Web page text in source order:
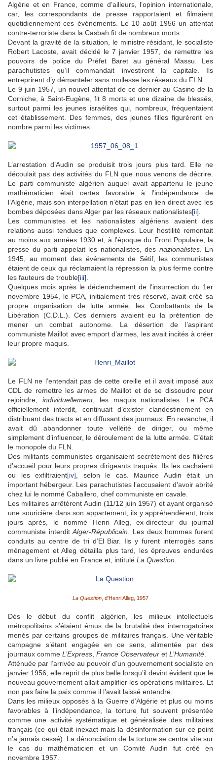
Algérie et en France, comme d’ailleurs, l’opinion internationale,
car, les correspondants de presse rapportaient et filmaient
quotidiennement ces événements. Le 10 août 1956 un attentat
contre-terroriste dans la Casbah fit de nombreux morts
Devant la gravité de la situation, le ministre résidant, le socialiste
Robert Lacoste, avait décidé le 7 janvier 1957, de remettre les
pouvoirs de police du Préfet Baret au général Massu. Les
parachutistes qu’il commandait investirent la capitale. Ils
entreprirent d’y démanteler sans mollesse les réseaux du FLN.
Le 9 juin 1957, un nouvel attentat de ce dernier au Casino de la
Corniche, à Saint-Eugène, fit 8 morts et une dizaine de blessés,
surtout parmi les jeunes israélites qui, nombreux, fréquentaient
cet établissement. Des femmes, des jeunes filles figurèrent en
nombre parmi les victimes.
L’arrestation d’Audin se produisit trois jours plus tard. Elle ne
découlait pas des activités du FLN que nous venons de décrire.
Le parti communiste algérien auquel avait appartenu le jeune
mathématicien était certes favorable à l’indépendance de
l’Algérie, mais son interpellation n’était pas en lien direct avec les
bombes déposées dans Alger par les réseaux nationalistes[ii]
Les communistes et les nationalistes algériens avaient des
relations aussi tendues que complexes. Leur hostilité remontait
au moins aux années 1930 et, à l’époque du Front Populaire, la
presse du parti appelait les nationalistes, des nazionalistes. En
1945, au moment des événements de Sétif, les communistes
étaient de ceux qui réclamaient la répression la plus ferme contre
les fauteurs de trouble[iii]
Quelques mois après le déclenchement de l’insurrection du 1er
novembre 1954, le PCA, initialement très réservé, avait créé sa
propre organisation de lutte armée, les Combattants de la
Libération (C.D.L.). Ces derniers avaient eu la prétention de
mener un combat autonome. La désertion de l’aspirant
communiste Maillot avec emport d’armes, les avait incités à créer
leur propre maquis.
Le FLN ne l’entendait pas de cette oreille et il avait imposé aux
CDL de remettre les armes de Maillot et de se dissoudre pour
rejoindre, individuellement, les maquis nationalistes. Le PCA
officiellement interdit, continuait d’exister clandestinement en
distribuant des tracts et en diffusant des journaux. En revanche, il
avait dû abandonner toute velléité de diriger, ou même
simplement d’influencer, le déroulement de la lutte armée. C’était
le monopole du FLN.
Des militants communistes organisaient secrètement des filières
d’accueil pour leurs propres dirigeants traqués. Ils les cachaient
ou les exfiltraient[iv] , selon le cas. Maurice Audin était un
important hébergeur. Les parachutistes l’accusaient d’avoir abrité
chez lui le nommé Caballero, chef communiste en cavale.
Les militaires arrêtèrent Audin (11/12 juin 1957) et ayant organisé
une souricière dans son appartement, ils y appréhendèrent, trois
jours après, le nommé Henri Alleg, ex-directeur du journal
communiste interditAlger-Républicain . Les deux hommes furent
conduits au centre de tri d’El Biar. Ils y furent interrogés sans
ménagement et Alleg détailla plus tard, les épreuves endurées
dans un livre publié en France et, intitulé La Question
La Question , d'Henri Alleg, 1957
Dès le début du conflit algérien, les milieux intellectuels
métropolitains s’étaient émus de la brutalité des interrogatoires
menés par certains groupes de militaires français. Une véritable
campagne s’étant engagée en ce sens, alimentée par des
journaux comme L’Express France Observateur et L’Humanité
Atténuée par l’arrivée au pouvoir d’un gouvernement socialiste en
janvier 1956, elle reprit de plus belle lorsqu’il devint évident que le
nouveau gouvernement allait amplifier les opérations militaires. Et
non pas faire la paix comme il l’avait laissé entendre.
Dans les milieux opposés à la Guerre d’Algérie et plus ou moins
favorables à l’indépendance, la torture fut souvent présentée
comme une activité systématique et généralisée des militaires
français (ce qui était inexact mais la désinformation sur ce point
n’a jamais cessé). La dénonciation de la torture se centra vite sur
le cas du mathématicien et un Comité Audin fut créé en
novembre 1957.